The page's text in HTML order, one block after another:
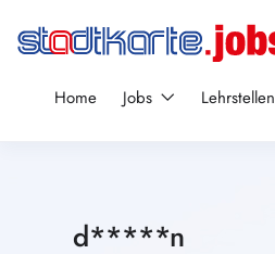
Home Jobs Lehrstellen
d*****n